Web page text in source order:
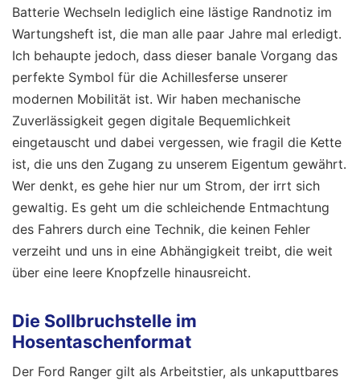
Batterie Wechseln lediglich eine lästige Randnotiz im
Wartungsheft ist, die man alle paar Jahre mal erledigt.
Ich behaupte jedoch, dass dieser banale Vorgang das
perfekte Symbol für die Achillesferse unserer
modernen Mobilität ist. Wir haben mechanische
Zuverlässigkeit gegen digitale Bequemlichkeit
eingetauscht und dabei vergessen, wie fragil die Kette
ist, die uns den Zugang zu unserem Eigentum gewährt.
Wer denkt, es gehe hier nur um Strom, der irrt sich
gewaltig. Es geht um die schleichende Entmachtung
des Fahrers durch eine Technik, die keinen Fehler
verzeiht und uns in eine Abhängigkeit treibt, die weit
über eine leere Knopfzelle hinausreicht.
Die Sollbruchstelle im
Hosentaschenformat
Der Ford Ranger gilt als Arbeitstier, als unkaputtbares